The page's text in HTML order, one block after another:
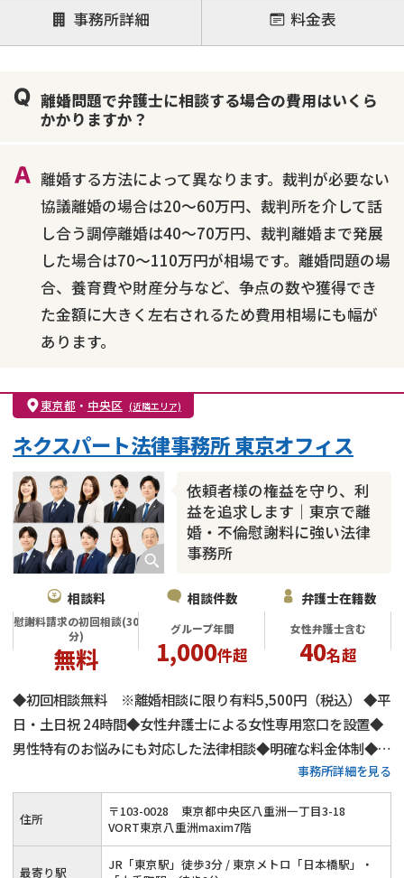
注力案件
離婚前相談
離婚調停
離婚裁判
不貞・不倫慰謝料請求
国際離婚
養育費問題
財産分与
事務所詳細 料金表
離婚問題で弁護士に相談する場合の費用はいくら
かかりますか？
離婚する方法によって異なります。裁判が必要ない
協議離婚の場合は20～60万円、裁判所を介して話
し合う調停離婚は40～70万円、裁判離婚まで発展
した場合は70～110万円が相場です。離婚問題の場
合、養育費や財産分与など、争点の数や獲得でき
た金額に大きく左右されるため費用相場にも幅が
あります。
東京都 ・ 中央区 (近隣エリア)
依頼者様の権益を守り、利
益を追求します｜東京で離
婚・不倫慰謝料に強い法律
事務所
ネクスパート法律事務所 東京オフィス
相談料
慰謝料請求の初回相談(30
分)
無料
相談件数
グループ年間
1,000件超
弁護士在籍数
女性弁護士含む
40名超
◆初回相談無料 ※離婚相談に限り有料5,500円（税込） ◆平
日・土日祝 24時間◆女性弁護士による女性専用窓口を設置◆
男性特有のお悩みにも対応した法律相談◆明確な料金体制◆不
倫慰謝料請求の相談件数は年間1,000件以上◆離婚・男女問題
にまつわる全ての問題に対応します！東京で離婚・不倫慰謝料
のお悩みはネクスパート法律事務所へ
事務所詳細を見る
住所 〒103-0028
東京都中央区八重洲一丁目3-18
VORT東京八重洲maxim7階
最寄り駅
JR「東京駅」徒歩3分 / 東京メトロ「日本橋駅」・